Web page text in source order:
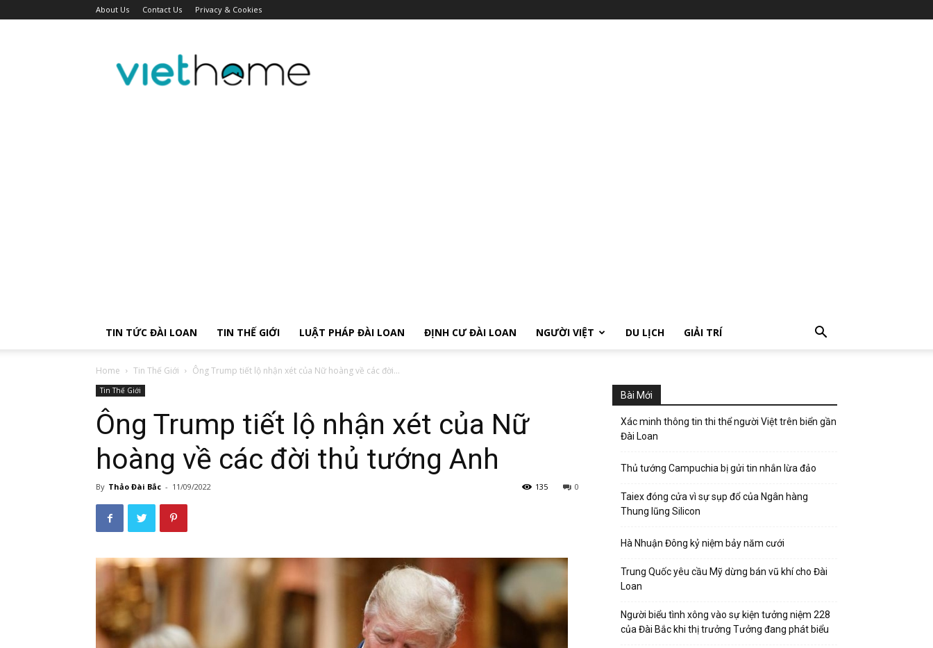
About Us Contact Us Privacy & Cookies
người
Việt
TIN TỨC ĐÀI LOAN TIN THẾ GIỚI LUẬT PHÁP ĐÀI LOAN ĐỊNH CƯ ĐÀI LOAN NGƯỜI VIỆT DU LỊCH GIẢI TRÍ
Home Tin Thế Giới Ông Trump tiết lộ nhận xét của Nữ hoàng về các đời...
Tin Thế Giới
Ông Trump tiết lộ nhận xét của Nữ
hoàng về các đời thủ tướng Anh
By Thảo Đài Bắc - 11/09/2022 0
135
Bài Mới
Xác minh thông tin thi thể người Việt trên biển gần
Đài Loan
Thủ tướng Campuchia bị gửi tin nhắn lừa đảo
Taiex đóng cửa vì sự sụp đổ của Ngân hàng
Thung lũng Silicon
Hà Nhuận Đông kỷ niệm bảy năm cưới
Trung Quốc yêu cầu Mỹ dừng bán vũ khí cho Đài
Loan
Người biểu tình xông vào sự kiện tưởng niệm 228
của Đài Bắc khi thị trưởng Tưởng đang phát biểu